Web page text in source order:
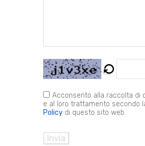
Acconsento alla raccolta di
e al loro trattamento secondo
Policy di questo sito web.
Invia